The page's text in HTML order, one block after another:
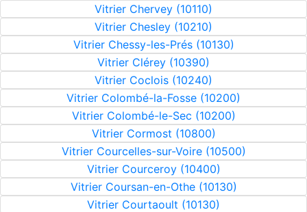
Vitrier Chervey (10110)
Vitrier Chesley (10210)
Vitrier Chessy-les-Prés (10130)
Vitrier Clérey (10390)
Vitrier Coclois (10240)
Vitrier Colombé-la-Fosse (10200)
Vitrier Colombé-le-Sec (10200)
Vitrier Cormost (10800)
Vitrier Courcelles-sur-Voire (10500)
Vitrier Courceroy (10400)
Vitrier Coursan-en-Othe (10130)
Vitrier Courtaoult (10130)